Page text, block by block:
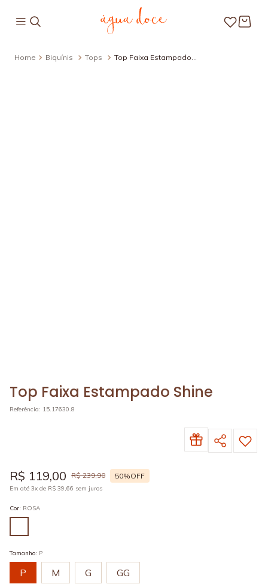
Biquínis Tops
Top Faixa Estampado
Top Faixa Estampado Shine
Referência: 15.17630.8
R$ 119,00 R$ 239,90 50%OFF
Em até 3x de R$ 39 66 sem juros
Cor: ROSA
Tamanho: P
P M G GG